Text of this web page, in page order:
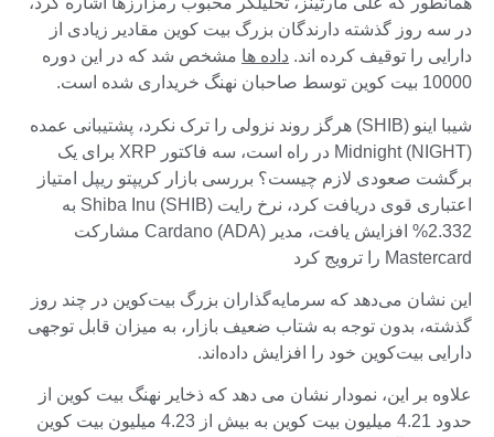
در سه روز گذشته دارندگان بزرگ بیت کوین مقادیر زیادی از
دارایی را توقیف کرده اند. داده ها مشخص شد که در این دوره
10000 بیت کوین توسط صاحبان نهنگ خریداری شده است.
شیبا اینو (SHIB) هرگز روند نزولی را ترک نکرد، پشتیبانی عمده
Midnight (NIGHT) در راه است، سه فاکتور XRP برای یک
برگشت صعودی لازم چیست؟ بررسی بازار کریپتو ریپل امتیاز
اعتباری قوی دریافت کرد، نرخ رایت Shiba Inu (SHIB) به
2.332% افزایش یافت، مدیر Cardano (ADA) مشارکت
Mastercard را ترویج کرد
این نشان می‌دهد که سرمایه‌گذاران بزرگ بیت‌کوین در چند روز
گذشته، بدون توجه به شتاب ضعیف بازار، به میزان قابل توجهی
دارایی بیت‌کوین خود را افزایش داده‌اند.
علاوه بر این، نمودار نشان می دهد که ذخایر نهنگ بیت کوین از
حدود 4.21 میلیون بیت کوین به بیش از 4.23 میلیون بیت کوین